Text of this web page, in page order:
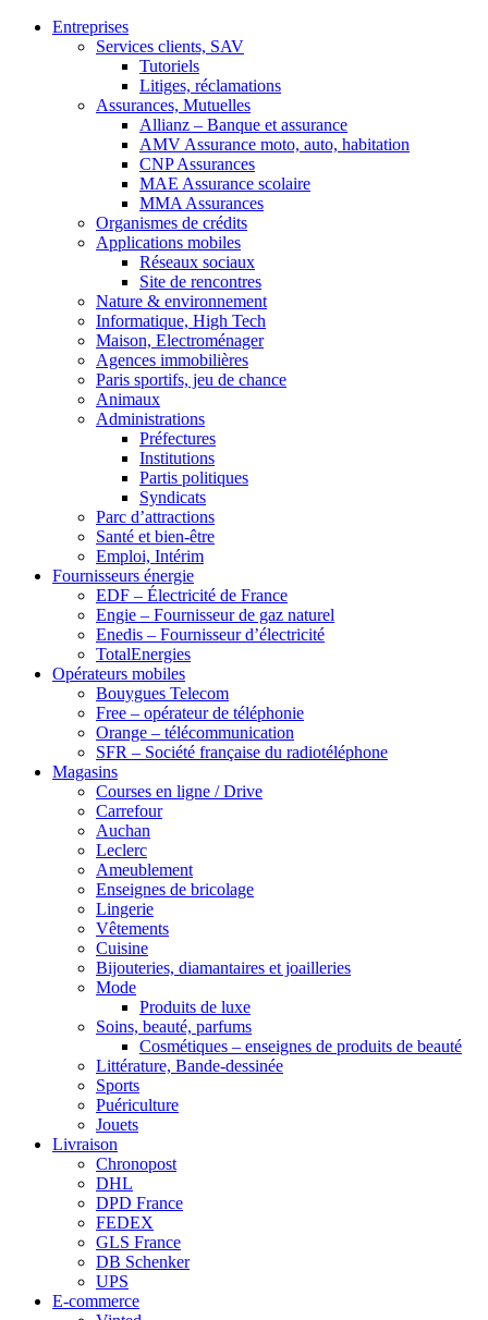
Entreprises
Services clients, SAV
Tutoriels
Litiges, réclamations
Assurances, Mutuelles
Allianz – Banque et assurance
AMV Assurance moto, auto, habitation
CNP Assurances
MAE Assurance scolaire
MMA Assurances
Organismes de crédits
Applications mobiles
Réseaux sociaux
Site de rencontres
Nature & environnement
Informatique, High Tech
Maison, Electroménager
Agences immobilières
Paris sportifs, jeu de chance
Animaux
Administrations
Préfectures
Institutions
Partis politiques
Syndicats
Parc d’attractions
Santé et bien-être
Emploi, Intérim
Fournisseurs énergie
EDF – Électricité de France
Engie – Fournisseur de gaz naturel
Enedis – Fournisseur d’électricité
TotalEnergies
Opérateurs mobiles
Bouygues Telecom
Free – opérateur de téléphonie
Orange – télécommunication
SFR – Société française du radiotéléphone
Magasins
Courses en ligne / Drive
Carrefour
Auchan
Leclerc
Ameublement
Enseignes de bricolage
Lingerie
Vêtements
Cuisine
Bijouteries, diamantaires et joailleries
Mode
Produits de luxe
Soins, beauté, parfums
Cosmétiques – enseignes de produits de beauté
Littérature, Bande-dessinée
Sports
Puériculture
Jouets
Livraison
Chronopost
DHL
DPD France
FEDEX
GLS France
DB Schenker
UPS
E-commerce